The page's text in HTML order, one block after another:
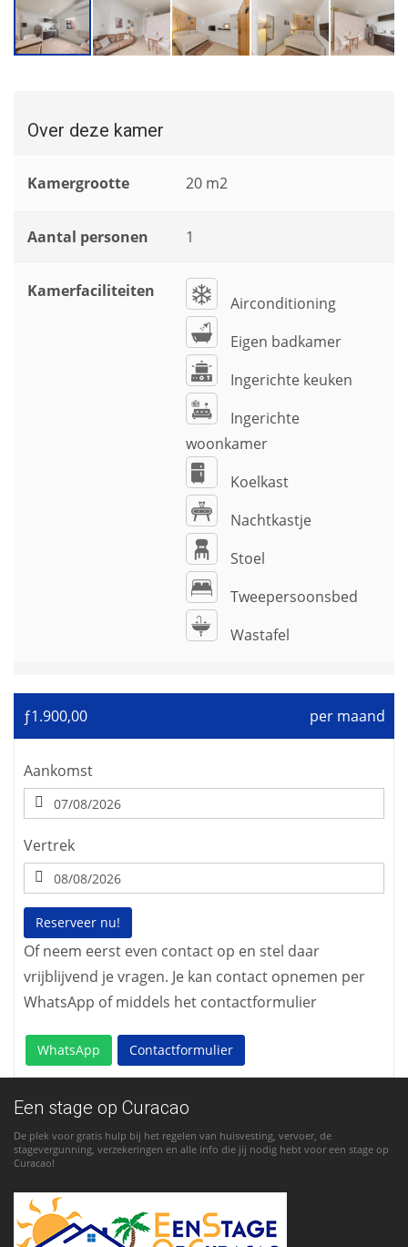
Over deze kamer
Kamergrootte 20 m2
Aantal personen 1
Kamerfaciliteiten
Airconditioning
Eigen badkamer
Ingerichte keuken
Ingerichte
woonkamer
Koelkast
Nachtkastje
Stoel
Tweepersoonsbed
Wastafel
ƒ1.900,00 per maand
Aankomst
Vertrek
Reserveer nu!
Of neem eerst even contact op en stel daar
vrijblijvend je vragen. Je kan contact opnemen per
WhatsApp of middels het contactformulier
WhatsApp Contactformulier
Een stage op Curacao
De plek voor gratis hulp bij het regelen van huisvesting, vervoer, de
stagevergunning, verzekeringen en alle info die jij nodig hebt voor een stage op
Curacao!